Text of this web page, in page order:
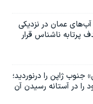
عمان در نزدیکی
پرتابه ناشناس قرار
جنوب ژاپن را درنوردید؛
را در آستانه رسیدن آن